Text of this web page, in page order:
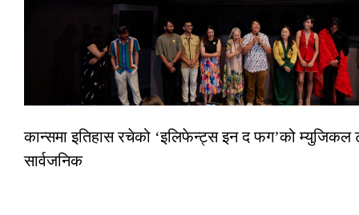
कान्समा इतिहास रचेको ‘इलिफेन्ट्स इन द फग’को म्युजिकल
सार्वजनिक